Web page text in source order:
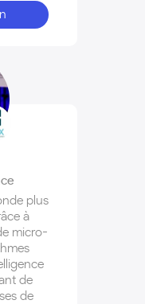
plus
à
micro-
de
de